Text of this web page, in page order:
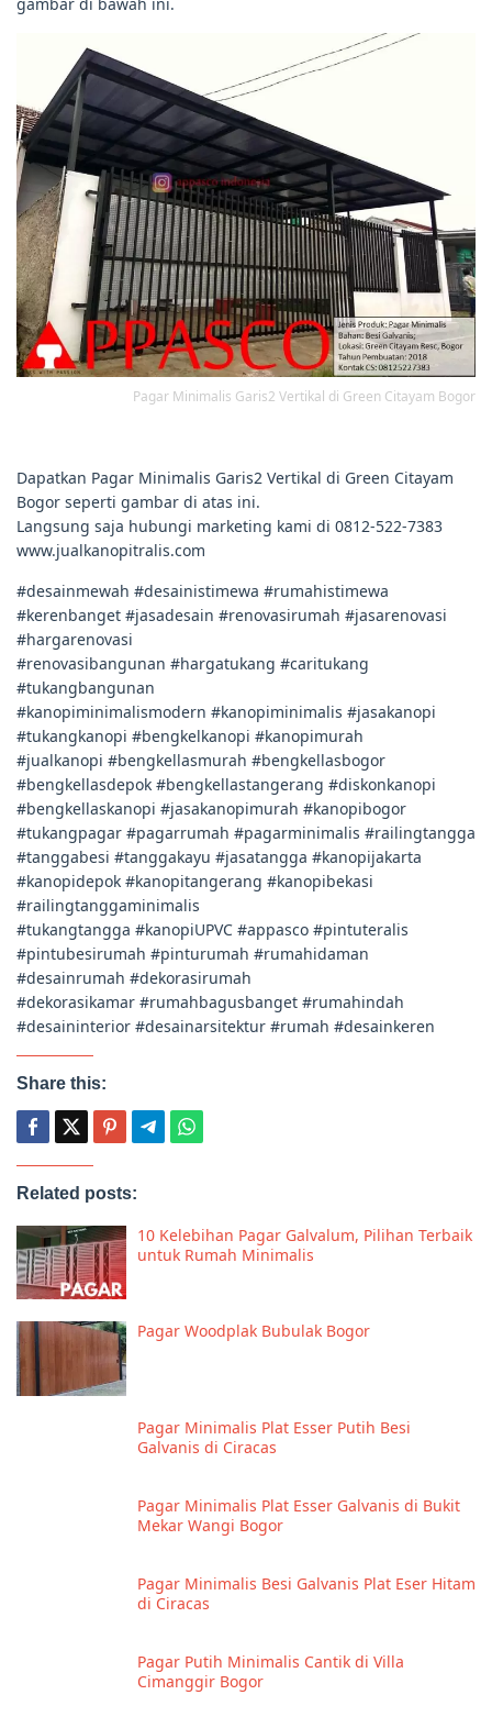
Pagar Minimalis Garis2 Vertikal di Green Citayam Bogor
Dapatkan Pagar Minimalis Garis2 Vertikal di Green Citayam
Bogor seperti gambar di atas ini.
Langsung saja hubungi marketing kami di 0812-522-7383
www.jualkanopitralis.com
#desainmewah #desainistimewa #rumahistimewa
#kerenbanget #jasadesain #renovasirumah #jasarenovasi
#hargarenovasi
#renovasibangunan #hargatukang #caritukang
#tukangbangunan
#kanopiminimalismodern #kanopiminimalis #jasakanopi
#tukangkanopi #bengkelkanopi #kanopimurah
#jualkanopi #bengkellasmurah #bengkellasbogor
#bengkellasdepok #bengkellastangerang #diskonkanopi
#bengkellaskanopi #jasakanopimurah #kanopibogor
#tukangpagar #pagarrumah #pagarminimalis #railingtangga
#tanggabesi #tanggakayu #jasatangga #kanopijakarta
#kanopidepok #kanopitangerang #kanopibekasi
#railingtanggaminimalis
#tukangtangga #kanopiUPVC #appasco #pintuteralis
#pintubesirumah #pinturumah #rumahidaman
#desainrumah #dekorasirumah
#dekorasikamar #rumahbagusbanget #rumahindah
#desaininterior #desainarsitektur #rumah #desainkeren
Share this:
Related posts:
10 Kelebihan Pagar Galvalum, Pilihan Terbaik
untuk Rumah Minimalis
Pagar Woodplak Bubulak Bogor
Pagar Minimalis Plat Esser Putih Besi
Galvanis di Ciracas
Pagar Minimalis Plat Esser Galvanis di Bukit
Mekar Wangi Bogor
Pagar Minimalis Besi Galvanis Plat Eser Hitam
di Ciracas
Pagar Putih Minimalis Cantik di Villa
Cimanggir Bogor